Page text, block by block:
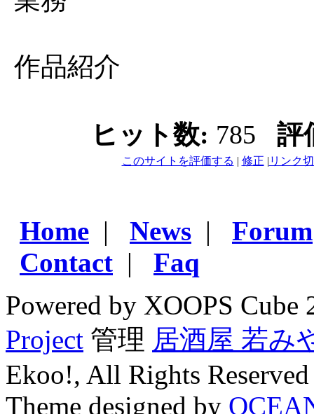
作品紹介
ヒット数: 785 評
このサイトを評価する | 修正 | リンク
Home | News | Forum
Contact | Faq
Powered by XOOPS
Project 管理 居酒屋 若み
Ekoo!, All Rights Reserved
Theme designed by